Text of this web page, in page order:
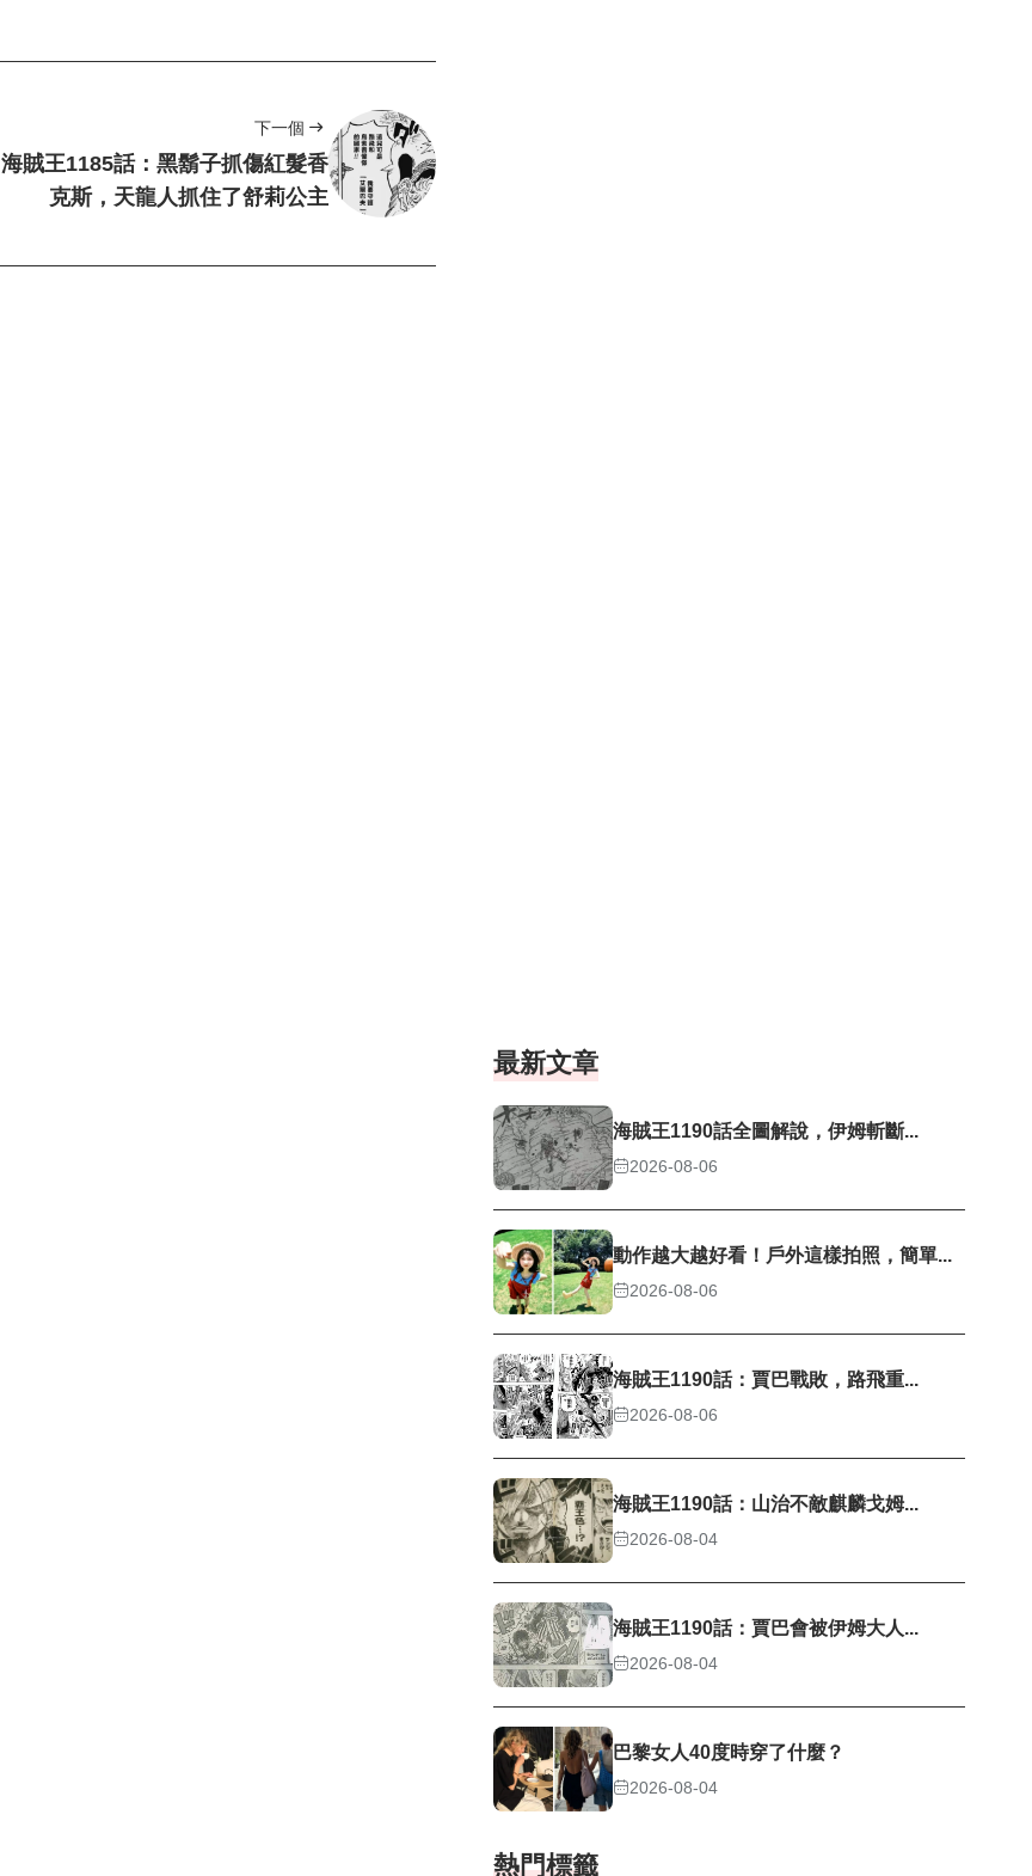
下一個
海賊王1185話：黑鬍子抓傷紅髮香
克斯，天龍人抓住了舒莉公主
最新文章
海賊王1190話全圖解說，伊姆斬斷...
2026-08-06
動作越大越好看！戶外這樣拍照，簡單...
2026-08-06
海賊王1190話：賈巴戰敗，路飛重...
2026-08-06
海賊王1190話：山治不敵麒麟戈姆...
2026-08-04
海賊王1190話：賈巴會被伊姆大人...
2026-08-04
巴黎女人40度時穿了什麼？
2026-08-04
熱門標籤